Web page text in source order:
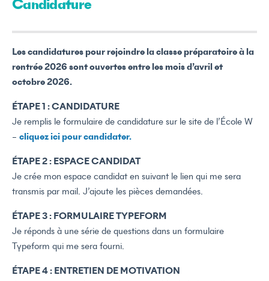
Candidature
Les candidatures pour rejoindre la classe préparatoire à la
rentrée 2026 sont ouvertes entre les mois d’avril et
octobre 2026.
ÉTAPE 1 : CANDIDATURE
Je remplis le formulaire de candidature sur le site de l’École W
– cliquez ici pour candidater.
ÉTAPE 2 : ESPACE CANDIDAT
Je crée mon espace candidat en suivant le lien qui me sera
transmis par mail. J’ajoute les pièces demandées.
ÉTAPE 3 : FORMULAIRE TYPEFORM
Je réponds à une série de questions dans un formulaire
Typeform qui me sera fourni.
ÉTAPE 4 : ENTRETIEN DE MOTIVATION